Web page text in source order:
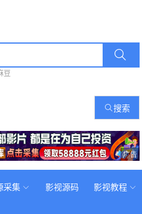
豆
搜索
广告
采集 影视源码 影视教程